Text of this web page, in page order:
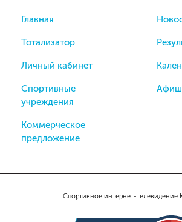
Спортивное интернет-телевидение
Главная
Тотализатор
Личный кабинет
Спортивные
учреждения
Коммерческое
предложение